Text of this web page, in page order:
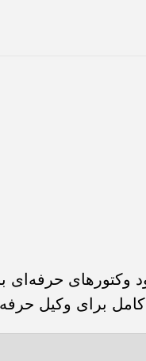
وکتورهای
کامل برای وکیل